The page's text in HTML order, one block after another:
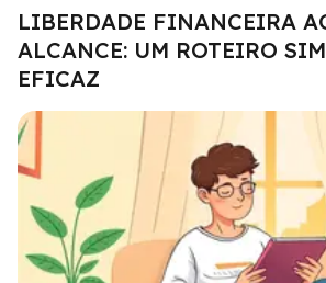
LIBERDADE FINANCEIRA
ALCANCE: UM ROTEIRO
EFICAZ